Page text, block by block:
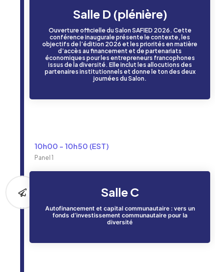
Salle D (plénière)
Ouverture officielle du Salon SAFIED 2026. Cette
conférence inaugurale présente le contexte, les
objectifs de l’édition 2026 et les priorités en matière
d’accès au financement et de partenariats
économiques pour les entrepreneurs francophones
issus de la diversité. Elle inclut les allocutions des
partenaires institutionnels et donne le ton des deux
journées du Salon.
10h00 - 10h50 (EST)
Panel 1
Salle C
Autofinancement et capital communautaire : vers un
fonds d’investissement communautaire pour la
diversité